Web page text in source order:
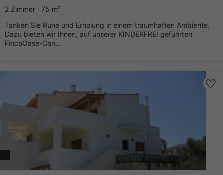
2 Zimmer · 75 m²
Tanken Sie Ruhe und Erholung in einem traumhaften Ambiente.
Dazu bieten wir Ihnen, auf unserer KINDERFREI geführten
FincaOase-Can...